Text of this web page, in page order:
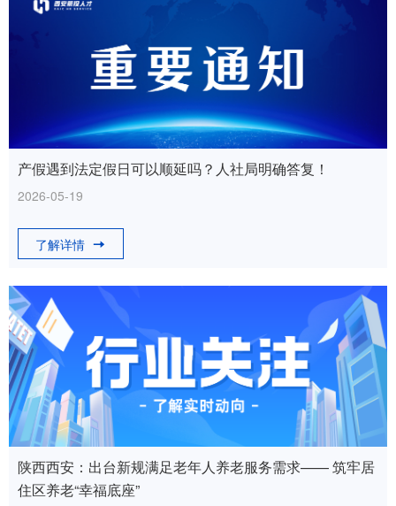
产假遇到法定假日可以顺延吗？人社局明确答复！
2026-05-19
了解详情
陕西西安：出台新规满足老年人养老服务需求—— 筑牢居
住区养老“幸福底座”